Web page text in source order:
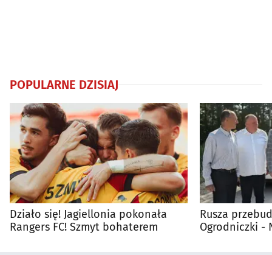
POPULARNE DZISIAJ
Działo się! Jagiellonia pokonała
Rangers FC! Szmyt bohaterem
Rusza
Ogrodniczki -